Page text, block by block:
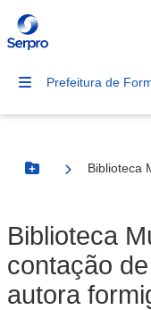
Prefeitura de
Botão Menu
Biblioteca
Biblioteca
contação
autora